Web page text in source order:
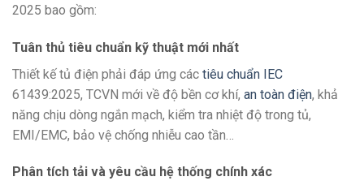
2025 bao gồm:
Tuân thủ tiêu chuẩn kỹ thuật mới nhất
Thiết kế tủ điện phải đáp ứng các tiêu chuẩn IEC
61439:2025, TCVN mới về độ bền cơ khí, an toàn điện, khả
năng chịu dòng ngắn mạch, kiểm tra nhiệt độ trong tủ,
EMI/EMC, bảo vệ chống nhiễu cao tần…
Phân tích tải và yêu cầu hệ thống chính xác